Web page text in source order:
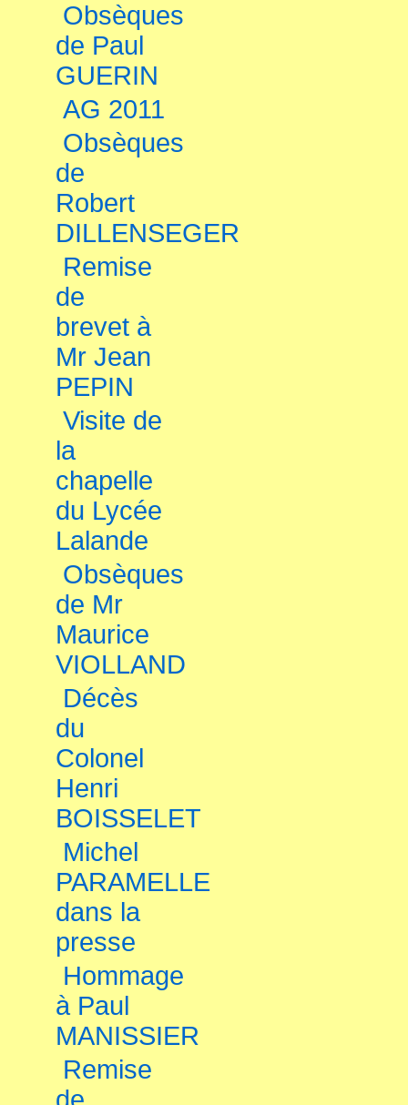
Obsèques
de Paul
GUERIN
AG 2011
Obsèques
de
Robert
DILLENSEGER
Remise
de
brevet à
Mr Jean
PEPIN
Visite de
la
chapelle
du Lycée
Lalande
Obsèques
de Mr
Maurice
VIOLLAND
Décès
du
Colonel
Henri
BOISSELET
Michel
PARAMELLE
dans la
presse
Hommage
à Paul
MANISSIER
Remise